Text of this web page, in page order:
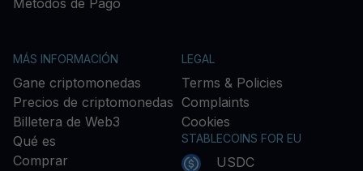
Métodos de Pago
MÁS INFORMACIÓN
Gane criptomonedas
Precios de criptomonedas
Billetera de Web3
Qué es
Comprar
LEGAL
Terms & Policies
Complaints
Cookies
STABLECOINS FOR EU
USDC